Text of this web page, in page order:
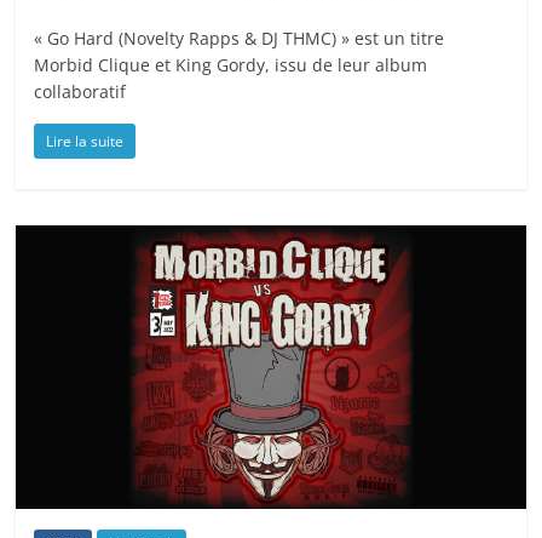
« Go Hard (Novelty Rapps & DJ THMC) » est un titre
Morbid Clique et King Gordy, issu de leur album
collaboratif
Lire la suite